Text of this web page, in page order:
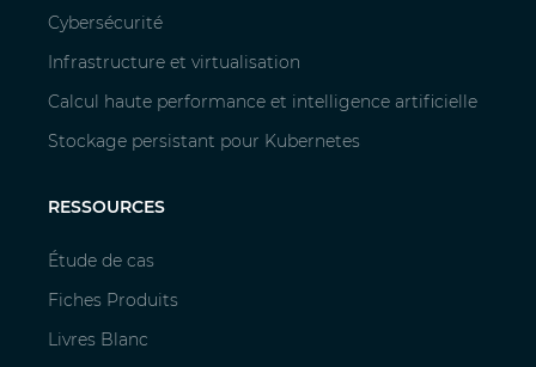
Cybersécurité
Infrastructure et virtualisation
Calcul haute performance et intelligence artificielle
Stockage persistant pour Kubernetes
RESSOURCES
Étude de cas
Fiches Produits
Livres Blanc